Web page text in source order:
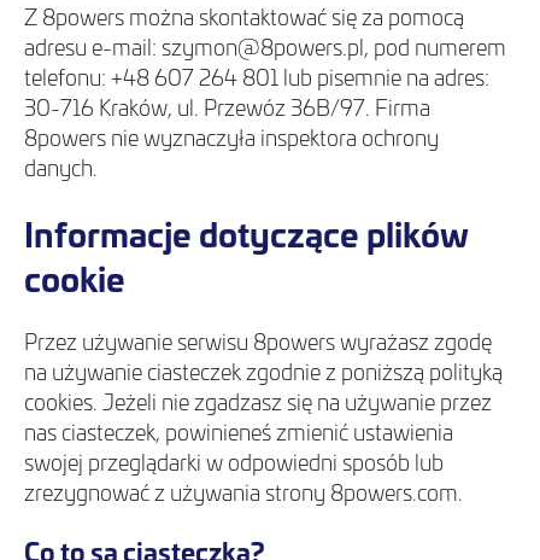
Z 8powers można skontaktować się za pomocą
adresu e-mail: szymon@8powers.pl, pod numerem
telefonu: +48 607 264 801 lub pisemnie na adres:
30-716 Kraków, ul. Przewóz 36B/97. Firma
8powers nie wyznaczyła inspektora ochrony
danych.
Informacje dotyczące plików
cookie
Przez używanie serwisu 8powers wyrażasz zgodę
na używanie ciasteczek zgodnie z poniższą polityką
cookies. Jeżeli nie zgadzasz się na używanie przez
nas ciasteczek, powinieneś zmienić ustawienia
swojej przeglądarki w odpowiedni sposób lub
zrezygnować z używania strony 8powers.com.
Co to są ciasteczka?